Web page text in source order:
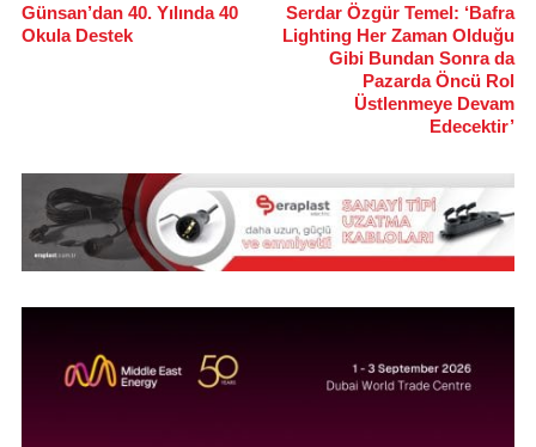
Günsan’dan 40. Yılında 40
Okula Destek
Serdar Özgür Temel: ‘Bafra
Lighting Her Zaman Olduğu
Gibi Bundan Sonra da
Pazarda Öncü Rol
Üstlenmeye Devam
Edecektir’